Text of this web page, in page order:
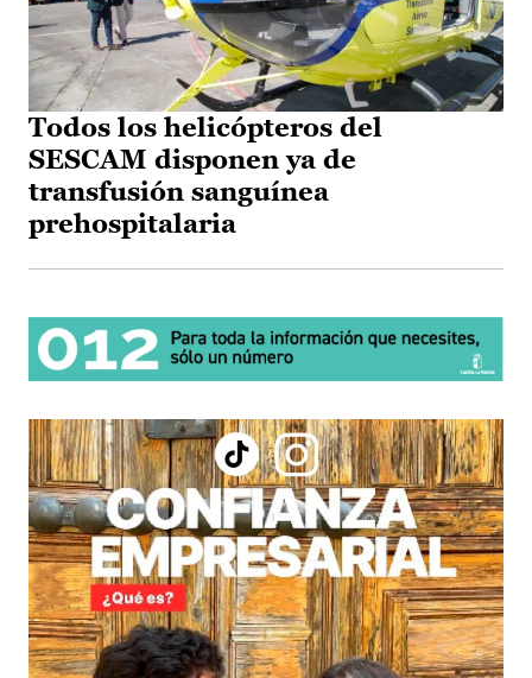
Todos los helicópteros del
SESCAM disponen ya de
transfusión sanguínea
prehospitalaria